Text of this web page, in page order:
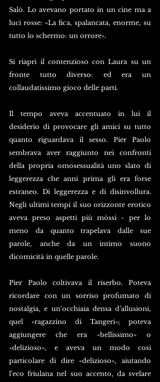
Salò. Lo avevano portato in un cine ma a
luci rosse: «La fica, spalancata, enorme, su
tutto lo schermo: un orrore».
Si riapri il contenzioso con Laura su un
fronte tutto diverso: ed era un
collaudatissimo gioco delle parti.
Il tempo aveva accentuato in lui il
desiderio di provocare gli amici su tutto
quanto riguardava il sesso. Pier Paolo
sembrava aver raggiunto nei confronti
della propria omosessualità uno slato di
leggerezza che anni prima gli era forse
estraneo. Di leggerezza e di disinvollura.
Negli ultimi tempi il suo orizzonte erotico
aveva preso aspetti più mòssi - per lo
meno da quanto trapelava dalle sue
parole, anche da un intimo suono
dicomicità in quelle parole.
Pier Paolo coltivava il riserbo. Poteva
ricordare con un sorriso profumato di
nostalgia, e un'occhiaia densa d’allusioni,
quel «ragazzino di Tangeri»; poteva
aggiungere che era «bellissimo» o
«delizioso», e aveva un modo cosi
particolare di dire «delizioso», aiutando
l'eco friulana nel suo accento, da svelare